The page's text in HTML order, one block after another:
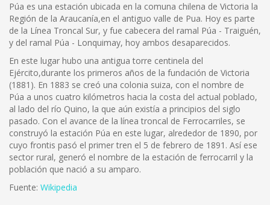
Púa es una estación ubicada en la comuna chilena de Victoria la
Región de la Araucanía,en el antiguo valle de Pua. Hoy es parte
de la Línea Troncal Sur, y fue cabecera del ramal Púa - Traiguén,
y del ramal Púa - Lonquimay, hoy ambos desaparecidos.
En este lugar hubo una antigua torre centinela del
Ejército,durante los primeros años de la fundación de Victoria
(1881). En 1883 se creó una colonia suiza, con el nombre de
Púa a unos cuatro kilómetros hacia la costa del actual poblado,
al lado del río Quino, la que aún existía a principios del siglo
pasado. Con el avance de la línea troncal de Ferrocarriles, se
construyó la estación Púa en este lugar, alrededor de 1890, por
cuyo frontis pasó el primer tren el 5 de febrero de 1891. Así ese
sector rural, generó el nombre de la estación de ferrocarril y la
población que nació a su amparo.
Fuente: Wikipedia